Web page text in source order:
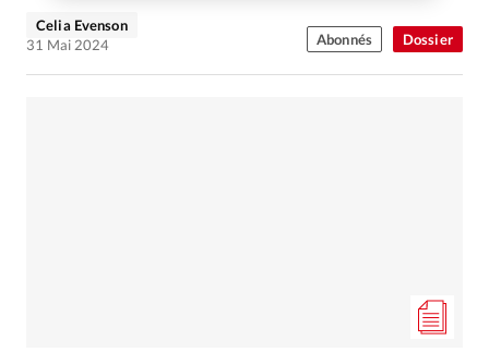
Dossier
Celia Evenson
31 Mai 2024
Abonnés